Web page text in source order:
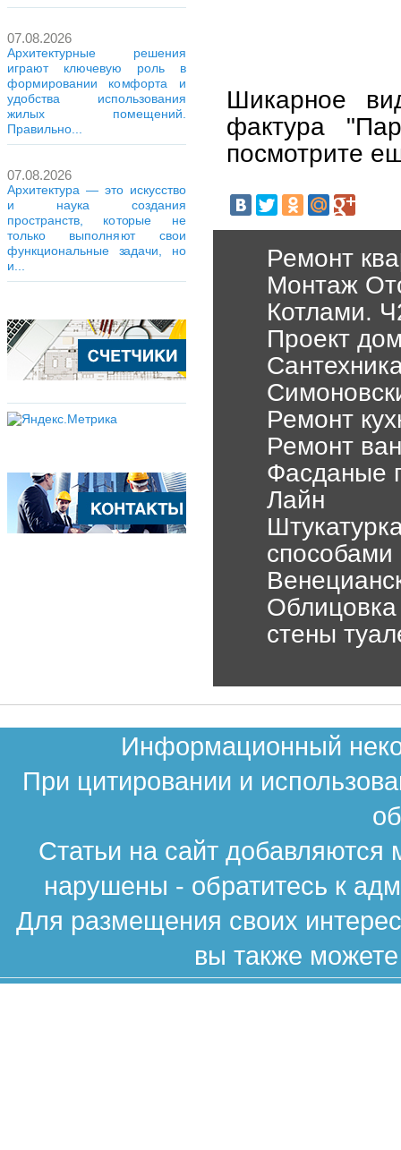
07.08.2026
Архитектурные решения
играют ключевую роль в
формировании комфорта и
удобства использования
жилых помещений.
Правильно...
07.08.2026
Архитектура — это искусство
и наука создания
пространств, которые не
только выполняют свои
функциональные задачи, но
и...
Шикарное
фактура
посмотрите
Ремонт
Монтаж
Котлами.
Проект
Ремонт
Ремонт
Фасданые
Лайн
способами
стены
Информационный
При цитировании и
Статьи на сайт
нарушены - обратитесь к
Для размещения своих
вы также